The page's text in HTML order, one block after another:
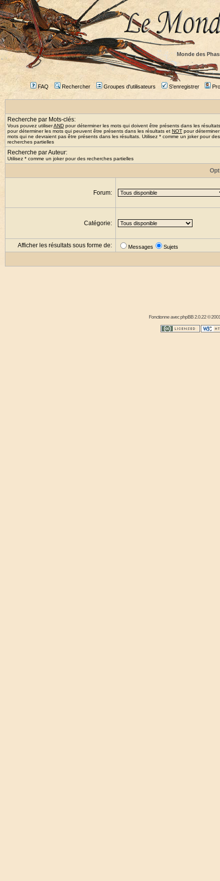
Monde des
FAQ Rechercher Groupes d'utilisateurs S'enregistrer
Recherche par Mots-clés:
Vous pouvez utiliserAND pour déterminer les mots qui doivent être présents dans les
pour déterminer les mots qui peuvent être présents dans les résultats et NOT pour
mots qui ne devraient pas être présents dans les résultats. Utilisez * comme un joker pour des
recherches partielles
Recherche par Auteur:
Utilisez * comme un joker pour des recherches partielles
Forum:
Catégorie:
Afficher les résultats sous forme de: Messages Sujets
Fonctionne avecphpBB2.0.22 ©